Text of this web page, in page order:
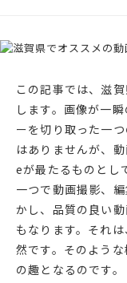
この記事では、滋
します。画像が一
ーを切り取った一
はありませんが、
eが最たるものとし
一つで動画撮影、
かし、品質の良い
もなります。それ
然です。そのよう
の趣となるのです。